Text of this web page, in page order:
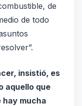
de
de todo
insistió, es
aquello que
mucha